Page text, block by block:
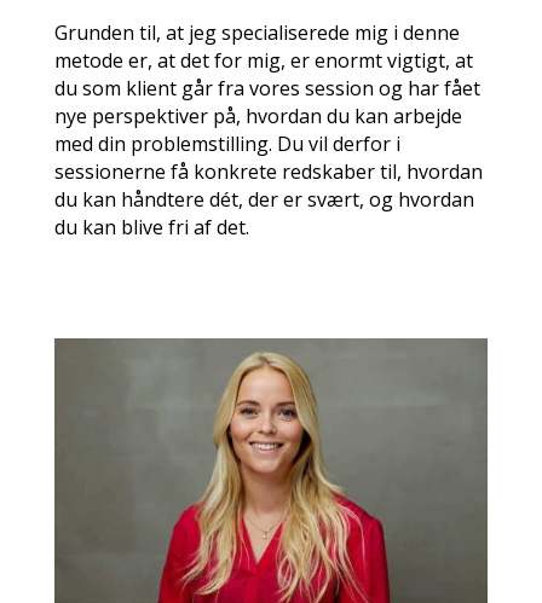
Grunden til, at jeg specialiserede mig i denne
metode er, at det for mig, er enormt vigtigt, at
du som klient går fra vores session og har fået
nye perspektiver på, hvordan du kan arbejde
med din problemstilling. Du vil derfor i
sessionerne få konkrete redskaber til, hvordan
du kan håndtere dét, der er svært, og hvordan
du kan blive fri af det.